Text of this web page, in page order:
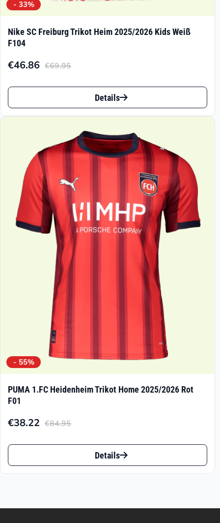
- 33%
Nike SC Freiburg Trikot Heim 2025/2026 Kids Weiß
F104
€69.95
Ursprünglicher
Preis
€69.95
€46.86
Aktueller
Preis
€46.86.
Dieses
Produkt
Varianten
auf.
Die
Optionen
können
Produktseite
Details
- 55%
PUMA 1.FC Heidenheim Trikot Home 2025/2026 Rot
F01
€84.95
Ursprünglicher
Preis
€84.95
€38.22
Aktueller
Preis
€38.22.
Dieses
Produkt
Details